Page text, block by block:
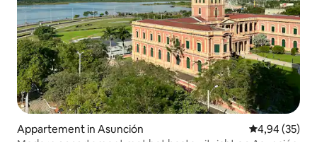
Appartement in Asunción Gemiddelde
4,94 (35)